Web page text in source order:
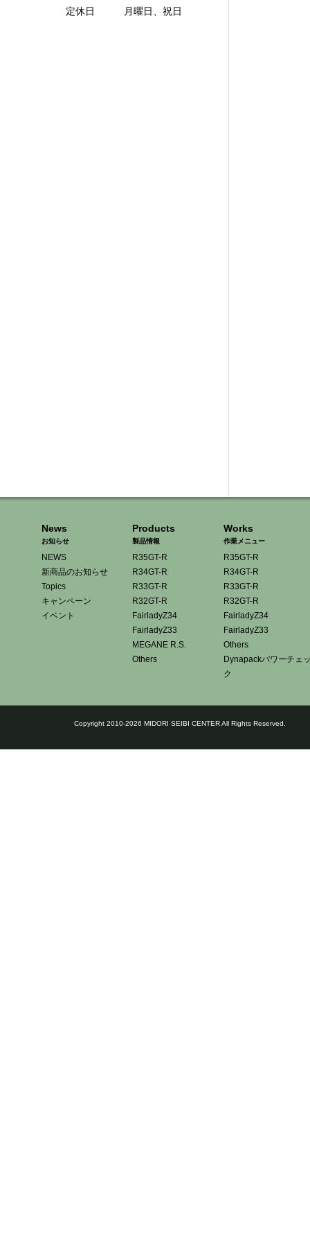
定休日 月曜日、祝日
News
お知らせ
NEWS
新商品のお知らせ
Topics
キャンペーン
イベント
Products
製品情報
R35GT-R
R34GT-R
R33GT-R
R32GT-R
FairladyZ34
FairladyZ33
MEGANE R.S.
Others
Works
作業メニュー
R35GT-R
R34GT-R
R33GT-R
R32GT-R
FairladyZ34
FairladyZ33
Others
Dynapackパワーチェ
ク
Copyright 2010-2026 MIDORI SEIBI CENTER All Rights Reserved.